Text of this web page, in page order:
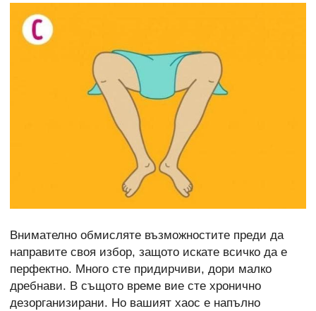
Внимателно обмисляте възможностите преди да
направите своя избор, защото искате всичко да е
перфектно. Много сте придирчиви, дори малко
дребнави. В същото време вие сте хронично
дезорганизирани. Но вашият хаос е напълно